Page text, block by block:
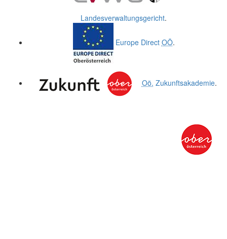
Landesverwaltungsgericht.
Europe Direct OÖ.
Oö. Zukunftsakademie.